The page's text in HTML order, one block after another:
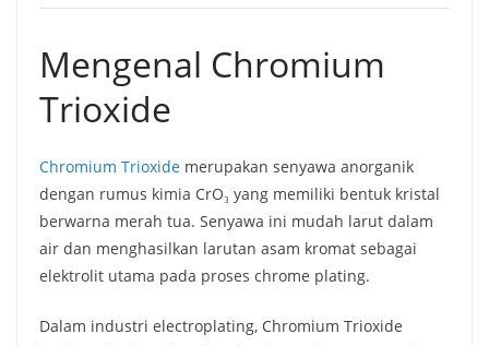
Mengenal Chromium
Trioxide
Chromium Trioxide merupakan senyawa anorganik
dengan rumus kimia CrO₃ yang memiliki bentuk kristal
berwarna merah tua. Senyawa ini mudah larut dalam
air dan menghasilkan larutan asam kromat sebagai
elektrolit utama pada proses chrome plating.
Dalam industri electroplating, Chromium Trioxide